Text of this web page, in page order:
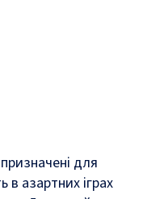
для
в азартних іграх